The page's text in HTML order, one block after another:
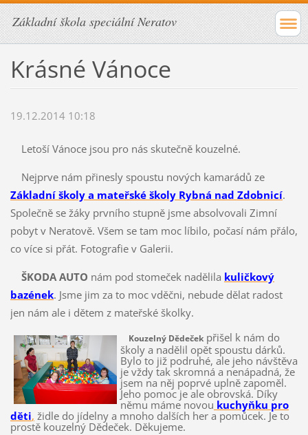
Základní škola speciální Neratov
Krásné Vánoce
19.12.2014 10:18
Letoší Vánoce jsou pro nás skutečně kouzelné.
Nejprve nám přinesly spoustu nových kamarádů ze
Základní školy a mateřské školy Rybná nad Zdobnicí.
Společně se žáky prvního stupně jsme absolvovali Zimní
pobyt v Neratově. Všem se tam moc líbilo, počasí nám přálo,
co více si přát. Fotografie v Galerii.
ŠKODA AUTO nám pod stomeček nadělila kuličkový
bazének. Jsme jim za to moc vděčni, nebude dělat radost
jen nám ale i dětem z mateřské školky.
Kouzelný Dědeček přišel k nám do
školy a nadělil opět spoustu dárků.
Bylo to již podruhé, ale jeho návštěva
je vždy tak skromná a nenápadná, že
jsem na něj poprvé uplně zapoměl.
Jeho pomoc je ale obrovská. Díky
němu máme novou kuchyňku pro
děti, židle do jídelny a mnoho dalších her a pomůcek. Je to
prostě kouzelný Dědeček. Děkujeme.